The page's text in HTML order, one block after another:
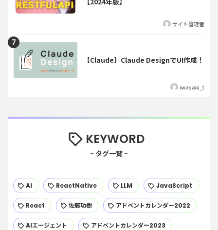
サイト管理者
【Claude】Claude DesignでUI作成！
iwasaki_t
KEYWORD
AI ReactNative LLM JavaScript
React 佐藤功樹 アドベントカレンダー2022
AIエージェント アドベントカレンダー2023